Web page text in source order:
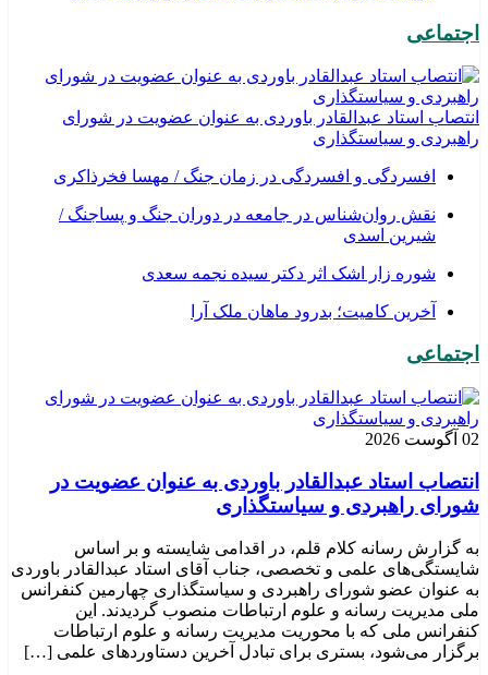
اجتماعی
انتصاب استاد عبدالقادر باوردی به عنوان عضویت در شورای
راهبردی و سیاستگذاری
افسردگی و افسردگی در زمان جنگ / مهسا فخرذاکری
نقش روان‌شناس در جامعه در دوران جنگ و پساجنگ /
شیرین اسدی
شوره زار اشک اثر دکتر سیده نجمه سعدی
​آخرین کامیت؛ بدرود ماهان ملک آرا
اجتماعی
02 آگوست 2026
انتصاب استاد عبدالقادر باوردی به عنوان عضویت در
شورای راهبردی و سیاستگذاری
به گزارش رسانه کلام قلم، در اقدامی شایسته و بر اساس
شایستگی‌های علمی و تخصصی، جناب آقای استاد عبدالقادر باوردی
به عنوان عضو شورای راهبردی و سیاستگذاری چهارمین کنفرانس
ملی مدیریت رسانه و علوم ارتباطات منصوب گردیدند. این
کنفرانس ملی که با محوریت مدیریت رسانه و علوم ارتباطات
برگزار می‌شود، بستری برای تبادل آخرین دستاوردهای علمی […]